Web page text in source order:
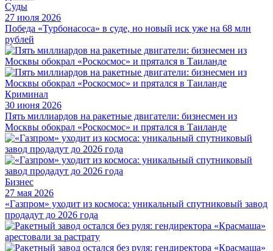
Суды
27 июля 2026
Победа «Турбонасоса» в суде, но новый иск уже на 68 млн
рублей
Криминал
30 июня 2026
Пять миллиардов на ракетные двигатели: бизнесмен из
Москвы обокрал «Роскосмос» и прятался в Таиланде
Бизнес
27 мая 2026
«Газпром» уходит из космоса: уникальный спутниковый завод
продадут до 2026 года